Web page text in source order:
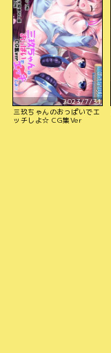
2023/7/31
三玖ちゃんのおっぱいでエ
ッチしよ☆ CG集Ver